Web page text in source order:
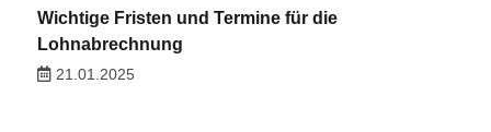
Wichtige Fristen und Termine für die
Lohnabrechnung
21.01.2025